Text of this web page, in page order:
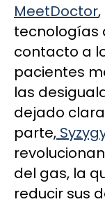
MeetDoctor
tecnologías
contacto a
pacientes
las
dejado
parte,
del gas, la
reducir sus